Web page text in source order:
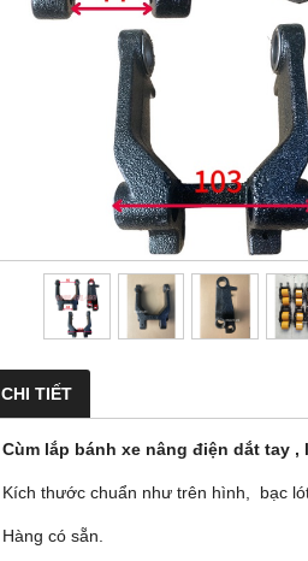
CHI TIẾT
Cùm lắp bánh xe nâng điện dắt tay ,
Kích thước chuẩn như trên hình, bạc
Hàng có sẵn.